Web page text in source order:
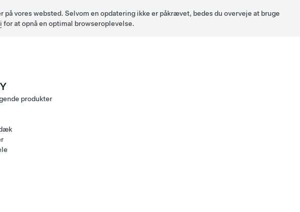
vores websted. Selvom en opdatering ikke er påkrævet, bedes du overveje at bruge
for at opnå en optimal browseroplevelse.
produkter